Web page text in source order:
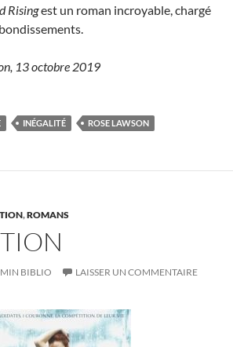
Risingest un roman incroyable, chargé
13 octobre 2019
INÉGALITÉ ROSE LAWSON
,ROMANS
BIBLIO LAISSER UN COMMENTAIRE